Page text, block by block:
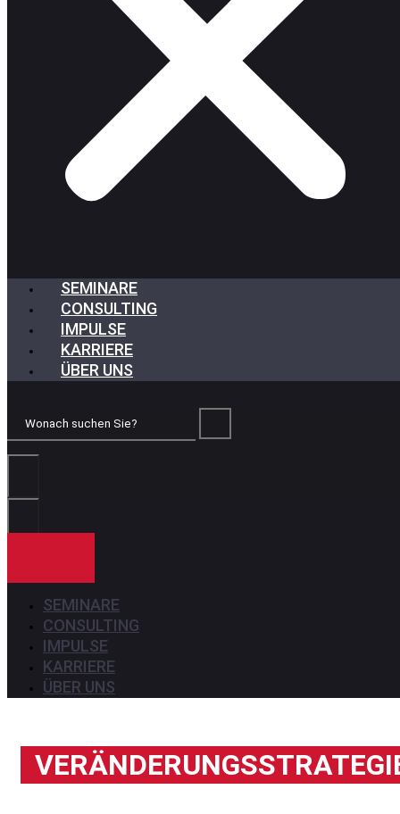
SEMINARE
CONSULTING
IMPULSE
KARRIERE
ÜBER UNS
Wonach
Sie?
SEMINARE
CONSULTING
IMPULSE
KARRIERE
ÜBER UNS